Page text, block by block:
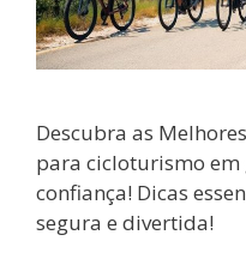
Descubra as
para cicloturismo em
confiança! Dicas
segura e divertida!